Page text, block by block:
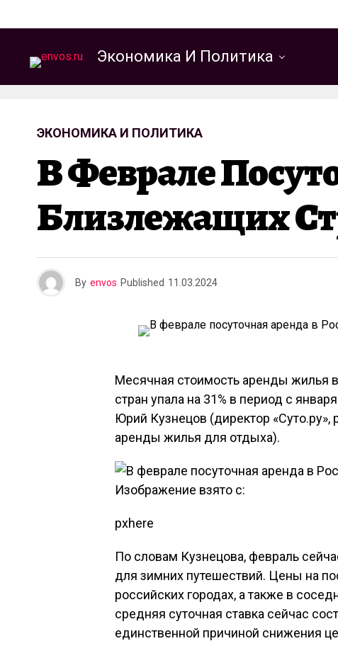
Экономика И Политика
ЭКОНОМИКА И ПОЛИТИКА
В Феврале
Близлежащих
By envos Published 11.03.2024
Месячная стоимость аренды жилья
стран упала на 31% в период с
Юрий Кузнецов (директор «Суто.ру»,
аренды жилья для отдыха).
Изображение взято с:
pxhere
По словам Кузнецова, февраль
для зимних путешествий. Цены на
российских городах, а также в
средняя суточная ставка сейчас
единственной причиной снижения